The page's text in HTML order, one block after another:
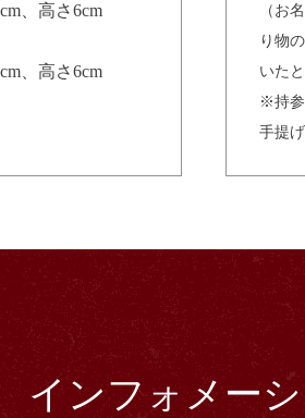
、高さ6cm
、高さ6cm
（お
り物
いた
※持参
手提
インフォメー